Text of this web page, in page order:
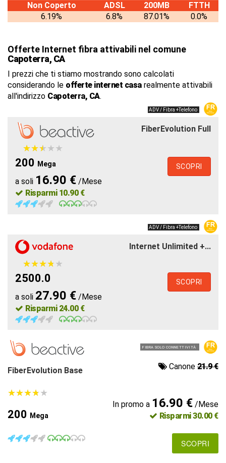
Non Coperto ADSL 200MB
FTTH
6.19%
6.8% 87.01% 0.0%
Offerte Internet fibra attivabili nel comune
Capoterra, CA
I prezzi che ti stiamo mostrando sono calcolati
considerando le offerte internet casarealmente attivabili
all'indirizzo Capoterra, CA.
ADV / Fibra +Telefono
FiberEvolution Full
★★★★★
★★★★★
200 Mega
a soli 16.90 € /Mese
Risparmi 10.90 €
SCOPRI
ADV / Fibra +Telefono
Internet Unlimited +...
★★★★★
★★★★★
2500.0
a soli 27.90 € /Mese
Risparmi 24.00 €
SCOPRI
FIBRA SOLO CONNETTIVITÀ
FiberEvolution Base Canone 21.9 €
★★★★★
★★★★★
200 Mega
In promo a 16.90 €/Mese
Risparmi 30.00 €
SCOPRI